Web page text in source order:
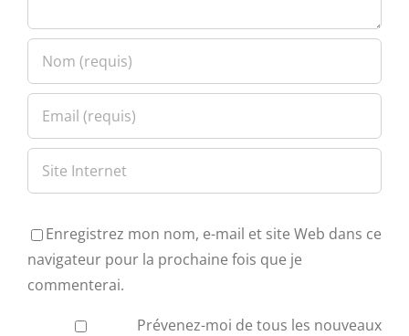
Enregistrez mon nom, e-mail et site Web dans ce
navigateur pour la prochaine fois que je
commenterai.
Prévenez-moi de tous les nouveaux